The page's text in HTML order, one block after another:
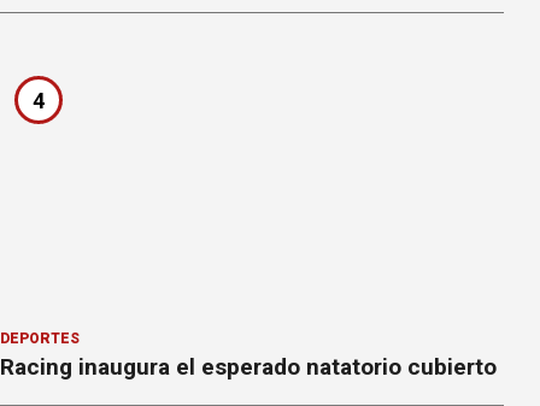
4
DEPORTES
Racing inaugura el esperado natatorio cubierto